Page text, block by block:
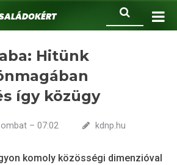
Hitünk
így közügy
– 07:02 kdnp.hu
komoly közösségi dimenzióval